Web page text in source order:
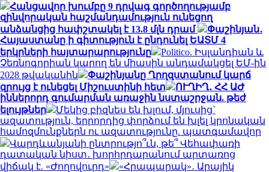
Հանցավոր խումբը 9 դրվագ գործողությամբ
զինվորական հաշմանդամություն ունեցող
անձանցից հափշտակել է 13.8 մլն դրամ
Փաշինյան․
Հայաստանը ի գիտություն է ընդունել ԵԱՏՄ 4
երկրների հայտարարությունը
Politico. Իսլանդիան և
Չեռնոգորիան կարող են միասին անդամակցել ԵՄ-ին
2028 թվականին
Փաշինյանը Ղրղզստանում կարճ
զրույց է ունեցել Միշուստինի հետ
ՈՒՂԻՂ․ ՀՀ ԱԺ
իններորդ գումարման առաջին նստաշրջան. թեժ
ելույթներ
Մեկից բիզնես են խլում, մյուսից`
ազատություն, երրորդից փորձում են խլել կրոնական
համոզմունքներն ու ազատությունը. պատգամավոր
Վարդևանյանի ընտրությո՞ւն, թե՞ Վեհափառի
դատական նիստ․ խորհրդարանում արտառոց
վիճակ է. «Ժողովուրդ»
«Հրապարակ»․ Արայիկ